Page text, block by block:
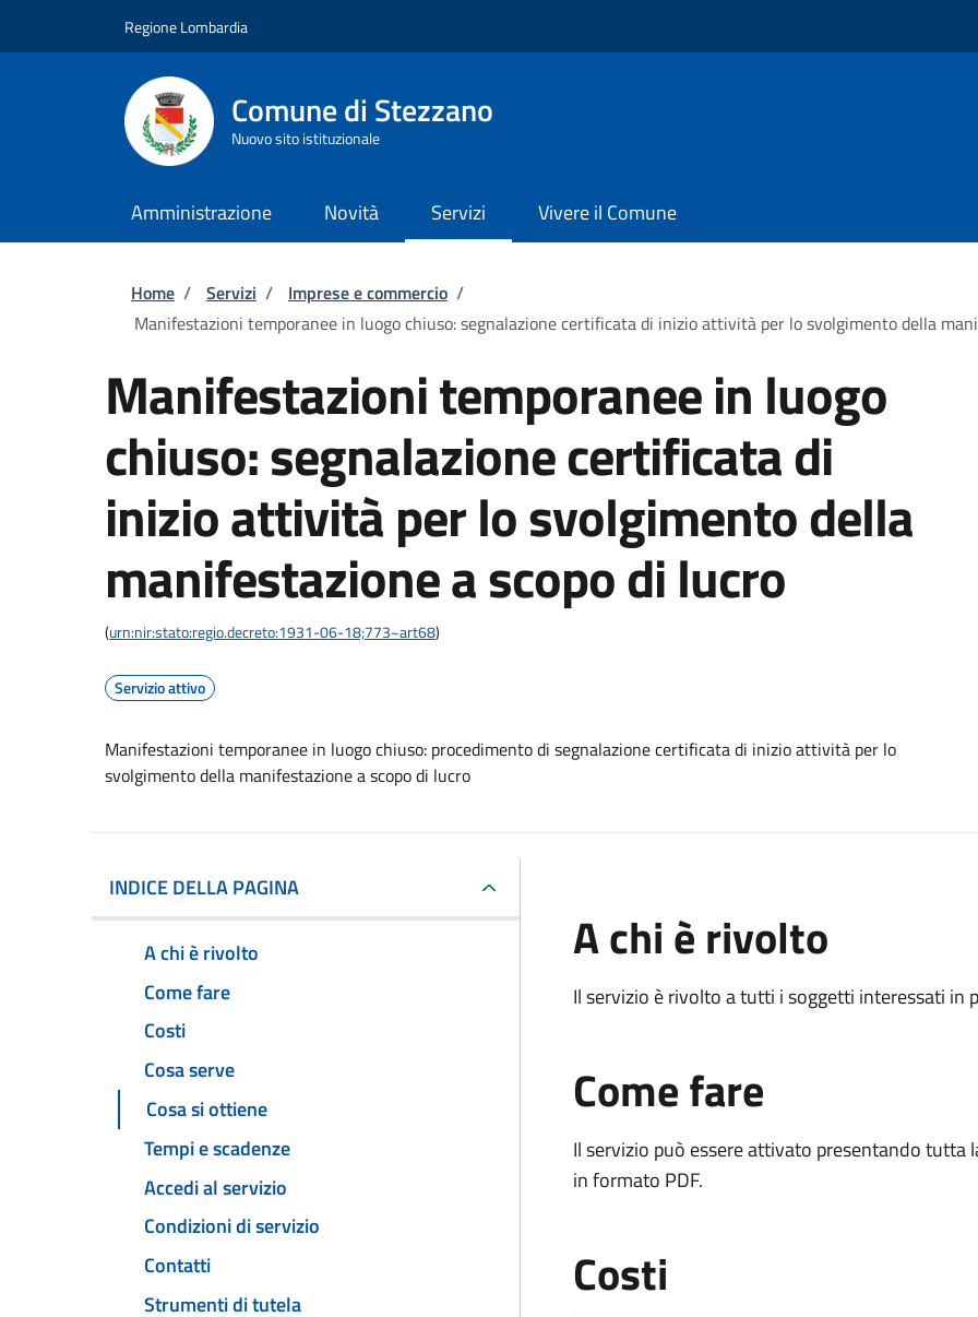
Regione Lombardia
Comune di Stezzano
Nuovo sito istituzionale
Amministrazione Novità Servizi Vivere il Comune
Briciole di pane
Home / Servizi / Imprese e commercio /
Manifestazioni temporanee in luogo chiuso: segnalazione certificata di inizio attività per lo svolgimento della
Manifestazioni temporanee in luogo
chiuso: segnalazione certificata di
inizio attività per lo svolgimento della
manifestazione a scopo di lucro
(urn:nir:stato:regio.decreto:1931-06-18;773~art68)
Servizio attivo
Manifestazioni temporanee in luogo chiuso: procedimento di segnalazione certificata di inizio attività per lo
svolgimento della manifestazione a scopo di lucro
INDICE DELLA PAGINA
A chi è rivolto
Come fare
Costi
Cosa serve
Cosa si ottiene
Tempi e scadenze
Accedi al servizio
Condizioni di servizio
Contatti
Strumenti di tutela
A chi è rivolto
Il servizio è rivolto a tutti i soggetti interessati in
Come fare
Il servizio può essere attivato presentando
in formato PDF.
Costi